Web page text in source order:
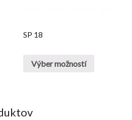
SP 18
Výber možností